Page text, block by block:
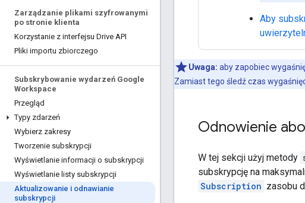
Zarządzanie plikami szyfrowanymi
po stronie klienta
Korzystanie z interfejsu Drive API
Pliki importu zbiorczego
Subskrybowanie wydarzeń Google
Workspace
Przegląd
Typy zdarzeń
Wybierz zakresy
Tworzenie subskrypcji
Wyświetlanie informacji o subskrypcji
Wyświetlanie listy subskrypcji
Aktualizowanie i odnawianie
subskrypcji
Aby
Uwaga: aby zapobiec
Zamiast tego śledź czas
Odnowienie
W tej sekcji użyj metody
subskrypcję na
Subscription zasobu